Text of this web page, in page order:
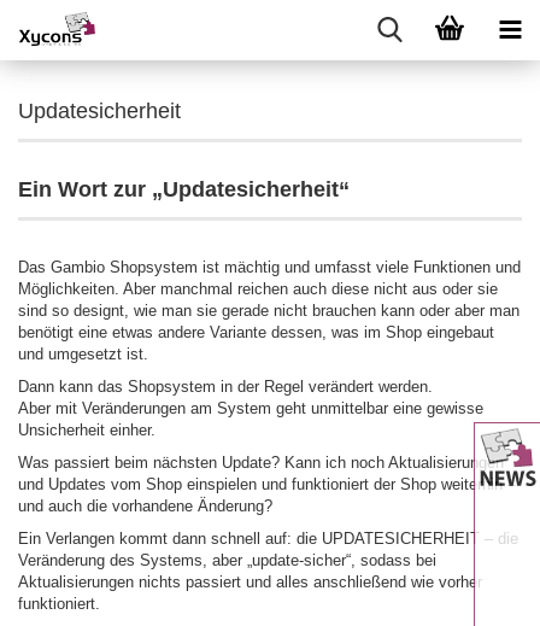
Updatesicherheit
Ein Wort zur „Updatesicherheit“
Das Gambio Shopsystem ist mächtig und umfasst viele Funktionen und
Möglichkeiten. Aber manchmal reichen auch diese nicht aus oder sie
sind so designt, wie man sie gerade nicht brauchen kann oder aber man
benötigt eine etwas andere Variante dessen, was im Shop eingebaut
und umgesetzt ist.
Dann kann das Shopsystem in der Regel verändert werden.
Aber mit Veränderungen am System geht unmittelbar eine gewisse
Unsicherheit einher.
Was passiert beim nächsten Update? Kann ich noch Aktualisierungen
und Updates vom Shop einspielen und funktioniert der Shop weiterhin –
und auch die vorhandene Änderung?
Ein Verlangen kommt dann schnell auf: die UPDATESICHERHEIT – die
Veränderung des Systems, aber „update-sicher“, sodass bei
Aktualisierungen nichts passiert und alles anschließend wie vorher
funktioniert.